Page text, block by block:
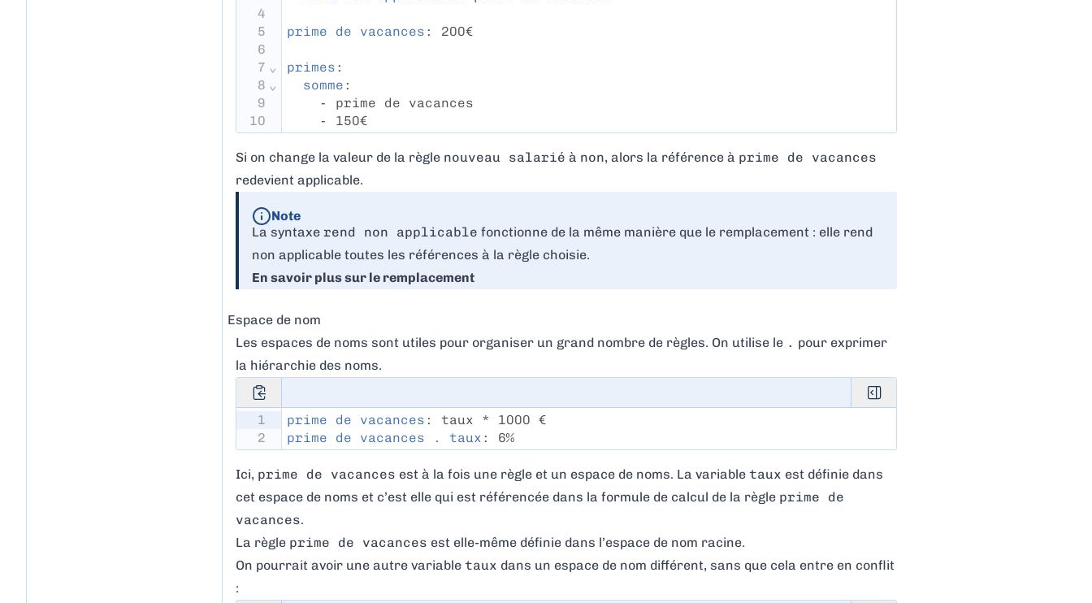
4
5
6
7
8
9
10
⌄
⌄
prime de vacances : 200€
primes :
somme :
    - prime de vacances
    - 150€
Si on change la valeur de la règle nouveau salarié à non, alors la référence à prime de vacances
redevient applicable.
Note
La syntaxe rend non applicable fonctionne de la même manière que le remplacement : elle rend
non applicable toutes les références à la règle choisie.
En savoir plus sur le remplacement
Espace de nom
Les espaces de noms sont utiles pour organiser un grand nombre de règles. On utilise le . pour exprimer
la hiérarchie des noms.
1
2
prime de vacances : taux * 1000 €
prime de vacances . taux : 6%
Ici, prime de vacances est à la fois une règle et un espace de noms. La variable taux est définie dans
cet espace de noms et c’est elle qui est référencée dans la formule de calcul de la règle prime de
vacances.
La règle prime de vacances est elle-même définie dans l’espace de nom racine.
On pourrait avoir une autre variable taux dans un espace de nom différent, sans que cela entre en conflit
: